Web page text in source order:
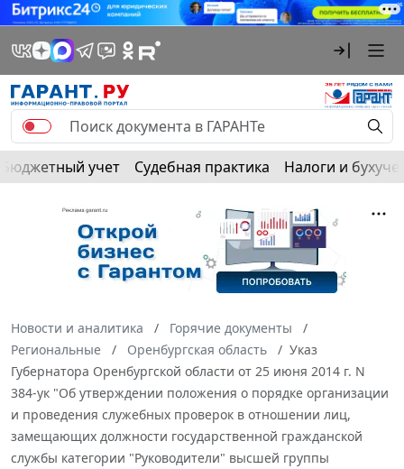
Бюджетный учет Судебная практика Налоги и
Новости и аналитика
Горячие документы
Региональные
Оренбургская область
Указ
Губернатора Оренбургской области от 25 июня 2014 г. N
384-ук "Об утверждении положения о порядке организации
и проведения служебных проверок в отношении лиц,
замещающих должности государственной гражданской
службы категории "Руководители" высшей группы